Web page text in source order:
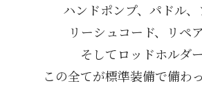
ハンドポンプ、パドル、
リーシュコード、リペ
そしてロッドホルダー
この全てが標準装備で備わ